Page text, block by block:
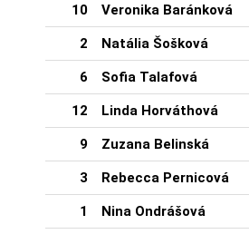
10 Veronika Baránková
2 Natália Šošková
6 Sofia Talafová
12 Linda Horváthová
9 Zuzana Belinská
3 Rebecca Pernicová
1 Nina Ondrášová